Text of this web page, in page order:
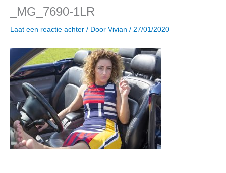
_MG_7690-1LR
Laat een reactie achter / Door Vivian / 27/01/2020